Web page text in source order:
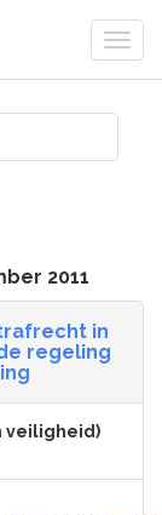
2011
in
regeling
veiligheid)